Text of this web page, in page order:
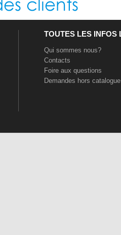
TOUTES LES INFOS
Qui sommes nous?
Contacts
Foire aux questions
Demandes hors catalogue